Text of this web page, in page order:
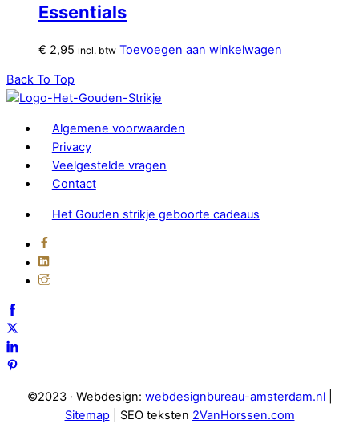
Essentials
€ 2,95 incl. btw Toevoegen aan winkelwagen
Back To Top
Algemene voorwaarden
Privacy
Veelgestelde vragen
Contact
Het Gouden strikje geboorte cadeaus
©2023 · Webdesign: webdesignbureau-amsterdam.nl|
Sitemap | SEO teksten 2VanHorssen.com